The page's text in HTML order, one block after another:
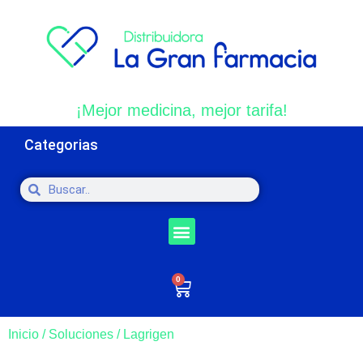
¡Mejor medicina, mejor tarifa!
Categorias
0
Inicio / Soluciones / Lagrigen